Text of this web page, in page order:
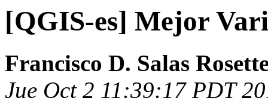
[QGIS-es] Mejor
Francisco D. Salas
Jue Oct 2 11:39:17 PDT